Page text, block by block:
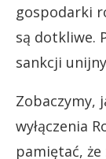
gospodarki
są dotkliwe.
sankcji
Zobaczymy,
wyłączenia
pamiętać,